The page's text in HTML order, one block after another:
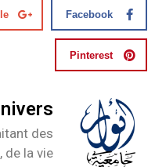
Facebook
Pinterest
des
de la vie